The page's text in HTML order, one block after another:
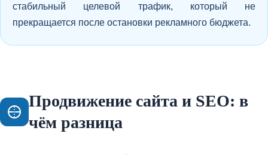
стабильный целевой трафик, который не
прекращается после остановки рекламного бюджета.
Продвижение сайта и SEO: в
чём разница